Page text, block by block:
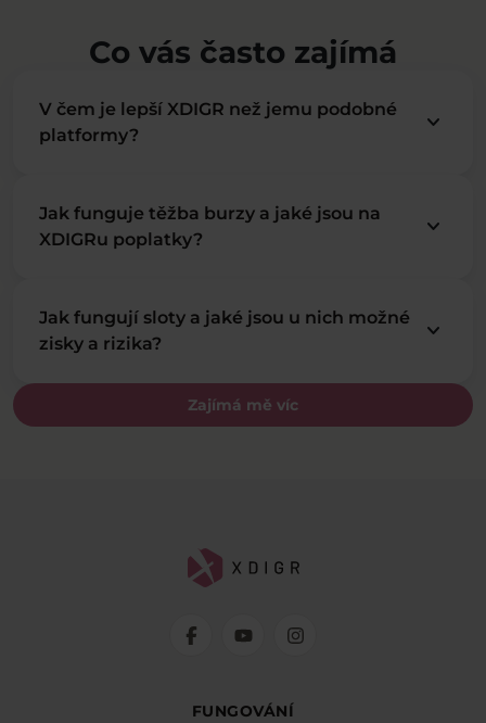
Co vás často zajímá
Zajímá mě víc
V čem je lepší XDIGR než jemu podobné
platformy?
keyboard_arrow_down
Jak funguje těžba burzy a jaké jsou na
XDIGRu poplatky?
keyboard_arrow_down
Jak fungují sloty a jaké jsou u nich možné
zisky a rizika?
keyboard_arrow_down
FUNGOVÁNÍ